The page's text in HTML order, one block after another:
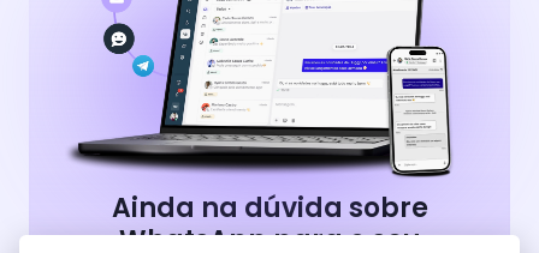
Ainda na dúvida sobre
WhatsApp para o seu